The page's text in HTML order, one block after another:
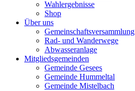
Wahlergebnisse
Shop
Über uns
Gemeinschaftsversammlung
Rad- und Wanderwege
Abwasseranlage
Mitgliedsgemeinden
Gemeinde Gesees
Gemeinde Hummeltal
Gemeinde Mistelbach